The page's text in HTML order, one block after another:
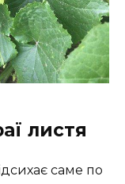
листя
саме по